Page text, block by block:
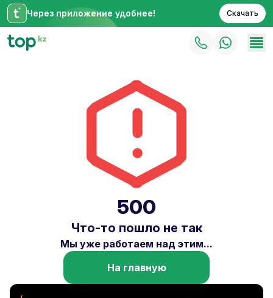
Через приложение удобнее! Скачать
500
Что-то пошло не так
Мы уже работаем над этим...
На главную